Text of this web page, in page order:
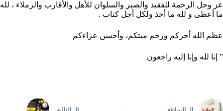
عز وجل الرحمة للفقيد والصبر والسلوان للأهل والأقارب والزملاء ، لله
ما أعطى و لله ما أخذ ولكل أجل كتاب .
عظم الله أجركم ورحم ميتكم، وأحسن عزاءكم
” إنا لله وإنا إليه راجعون